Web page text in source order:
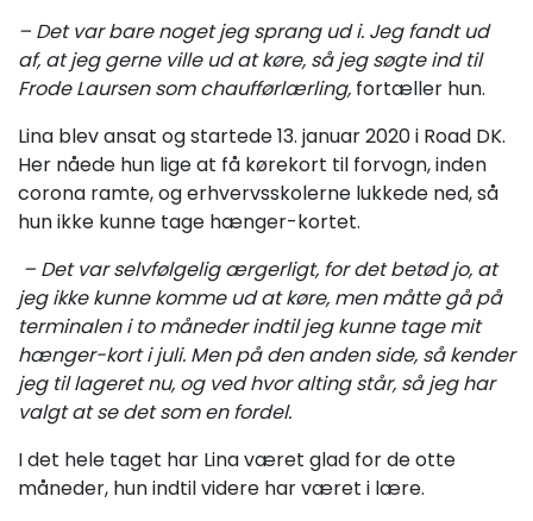
– Det var bare noget jeg sprang ud i. Jeg fandt ud
af, at jeg gerne ville ud at køre, så jeg søgte ind til
Frode Laursen som chaufførlærling, fortæller hun.
Lina blev ansat og startede 13. januar 2020 i Road DK.
Her nåede hun lige at få kørekort til forvogn, inden
corona ramte, og erhvervsskolerne lukkede ned, så
hun ikke kunne tage hænger-kortet.
– Det var selvfølgelig ærgerligt, for det betød jo, at
jeg ikke kunne komme ud at køre, men måtte gå på
terminalen i to måneder indtil jeg kunne tage mit
hænger-kort i juli. Men på den anden side, så kender
jeg til lageret nu, og ved hvor alting står, så jeg har
valgt at se det som en fordel.
I det hele taget har Lina været glad for de otte
måneder, hun indtil videre har været i lære.